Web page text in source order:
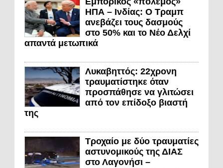
ΗΠΑ – Ινδίας: Ο Τραμπ
ανεβάζει τους δασμούς
στο 50% και το Νέο Δελχί
απαντά μετωπικά
Λυκαβηττός: 22χρονη
τραυματίστηκε όταν
προσπάθησε να γλιτώσει
από τον επίδοξο βιαστή
της
Τροχαίο με δύο τραυματίες
αστυνομικούς της ΔΙΑΣ
στο Λαγονήσι –